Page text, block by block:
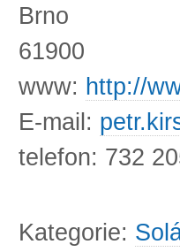
Brno
61900
www: http://
E-mail:
telefon: 732
Kategorie: